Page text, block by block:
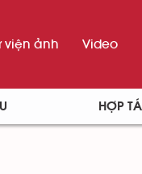
viện ảnh Video
HỢP